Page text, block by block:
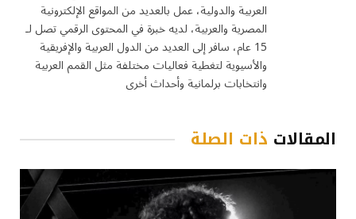
العربية والدولية، عمل بالعديد من المواقع الإلكترونية
المصرية والعربية، لديه خبرة في المحتوى الرقمي تصل لـ
15 عام، سافر إلى العديد من الدول العربية والإفريقية
والأسيوية لتغطية فعاليات مختلفة مثل القمم العربية
وانتخابات برلمانية وأحداث أخرى
المقالات ذات الصلة